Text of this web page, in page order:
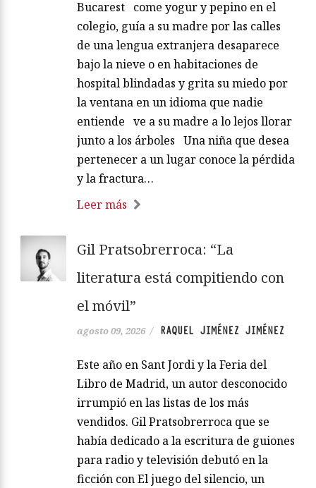
Bucarest come yogur y pepino en el
colegio, guía a su madre por las calles
de una lengua extranjera desaparece
bajo la nieve o en habitaciones de
hospital blindadas y grita su miedo por
la ventana en un idioma que nadie
entiende ve a su madre a lo lejos llorar
junto a los árboles Una niña que desea
pertenecer a un lugar conoce la pérdida
y la fractura…
Leer más
Gil Pratsobrerroca: “La
literatura está compitiendo con
el móvil”
agosto 09, 2026 / RAQUEL JIMÉNEZ JIMÉNEZ
Este año en Sant Jordi y la Feria del
Libro de Madrid, un autor desconocido
irrumpió en las listas de los más
vendidos. Gil Pratsobrerroca que se
había dedicado a la escritura de guiones
para radio y televisión debutó en la
ficción con El juego del silencio, un